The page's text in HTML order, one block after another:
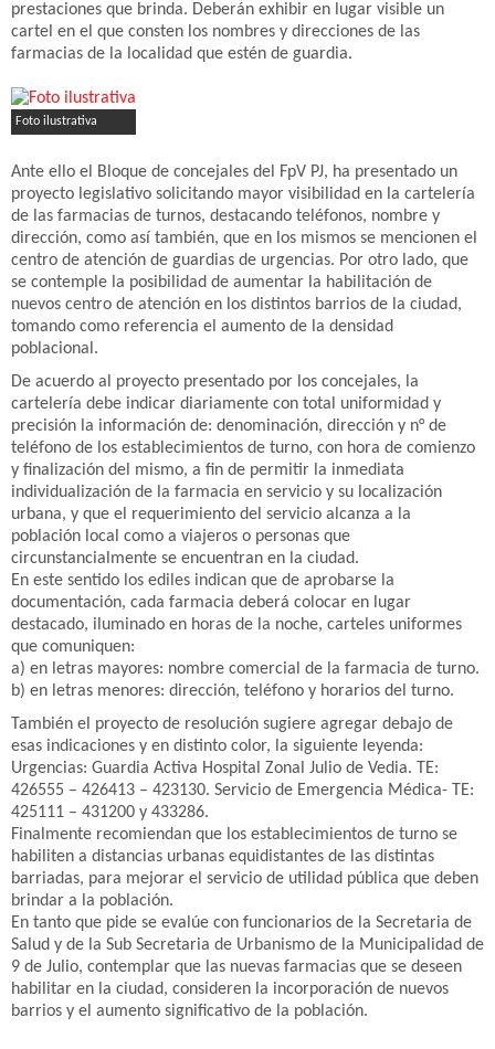
prestaciones que brinda. Deberán exhibir en lugar visible un
cartel en el que consten los nombres y direcciones de las
farmacias de la localidad que estén de guardia.
Foto ilustrativa
Ante ello el Bloque de concejales del FpV PJ, ha presentado un
proyecto legislativo solicitando mayor visibilidad en la cartelería
de las farmacias de turnos, destacando teléfonos, nombre y
dirección, como así también, que en los mismos se mencionen el
centro de atención de guardias de urgencias. Por otro lado, que
se contemple la posibilidad de aumentar la habilitación de
nuevos centro de atención en los distintos barrios de la ciudad,
tomando como referencia el aumento de la densidad
poblacional.
De acuerdo al proyecto presentado por los concejales, la
cartelería debe indicar diariamente con total uniformidad y
precisión la información de: denominación, dirección y n° de
teléfono de los establecimientos de turno, con hora de comienzo
y finalización del mismo, a fin de permitir la inmediata
individualización de la farmacia en servicio y su localización
urbana, y que el requerimiento del servicio alcanza a la
población local como a viajeros o personas que
circunstancialmente se encuentran en la ciudad.
En este sentido los ediles indican que de aprobarse la
documentación, cada farmacia deberá colocar en lugar
destacado, iluminado en horas de la noche, carteles uniformes
que comuniquen:
a) en letras mayores: nombre comercial de la farmacia de turno.
b) en letras menores: dirección, teléfono y horarios del turno.
También el proyecto de resolución sugiere agregar debajo de
esas indicaciones y en distinto color, la siguiente leyenda:
Urgencias: Guardia Activa Hospital Zonal Julio de Vedia. TE:
426555 – 426413 – 423130. Servicio de Emergencia Médica- TE:
425111 – 431200 y 433286.
Finalmente recomiendan que los establecimientos de turno se
habiliten a distancias urbanas equidistantes de las distintas
barriadas, para mejorar el servicio de utilidad pública que deben
brindar a la población.
En tanto que pide se evalúe con funcionarios de la Secretaria de
Salud y de la Sub Secretaria de Urbanismo de la Municipalidad de
9 de Julio, contemplar que las nuevas farmacias que se deseen
habilitar en la ciudad, consideren la incorporación de nuevos
barrios y el aumento significativo de la población.